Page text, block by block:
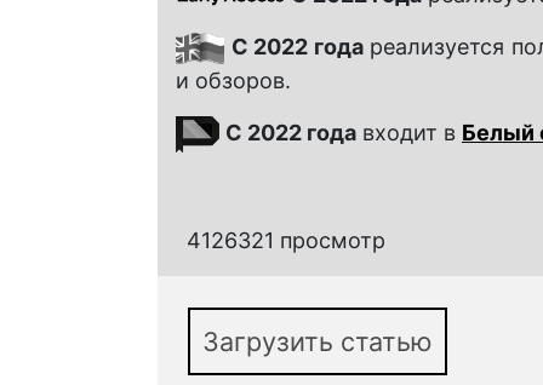
С 2022 годареализуется
и обзоров.
С 2022 года входит в Белый
4126321 просмотр
Загрузить статью